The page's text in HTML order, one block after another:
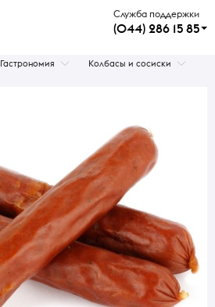
Служба поддержки
(044) 286 15 85
Гастрономия Колбасы и сосиски